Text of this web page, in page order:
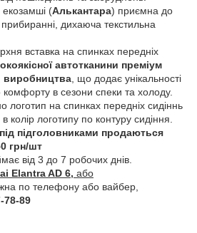
(Алькантара) приємна до
прибиранні, дихаюча текстильна
вставка на спинках передніх
автотканини преміум
виробництва , що додає унікальності
комфорту в сезони спеки та холоду.
на спинках передніх сидіннь
колір логотипу по контуру сидіння.
підголовниками продаються
грн/шт
від 3 до 7 робочих днів.
Elantra AD 6, або
по телефону або вайбер,
78-89